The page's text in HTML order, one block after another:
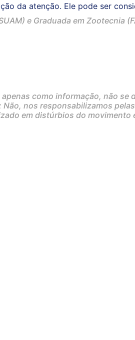
da atenção. Ele pode ser
e Graduada em Zootecnia
como informação, não
nos responsabilizamos
em distúrbios do